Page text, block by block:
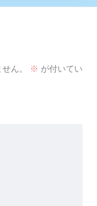
ん。 ※ が付いてい